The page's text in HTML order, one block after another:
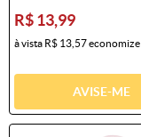
R$ 13,99
à vista R$ 13,57economize
AVISE-ME